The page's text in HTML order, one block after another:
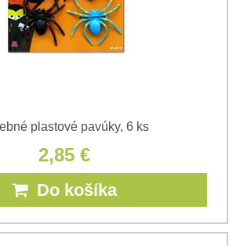
plastové pavúky, 6 ks
2,85 €
Do košíka